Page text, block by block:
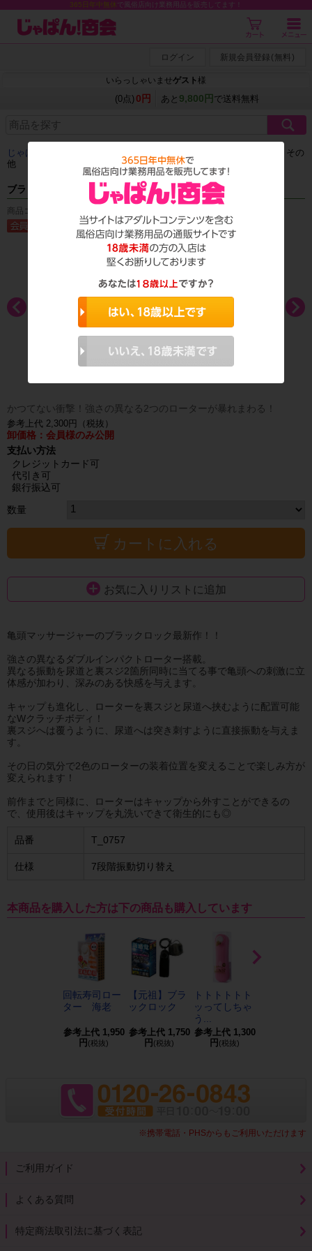
365日年中無休で風俗店向け業務用品を販売してます！
ログイン 新規会員登録 ( 無料 )
いらっしゃいませ ゲスト様
(0点) 0円 あと 9,800円 で送料無料
じゃぱん商会
特殊タイプ・吸引・その
他
ブラックロック ダブルインパクト
商品コード：T_0757
かつてない衝撃！強さの異なる2つのローターが暴れまわる！
参考上代 2,300円（税抜）
卸価格：会員様のみ公開
支払い方法
クレジットカード可
代引き可
銀行振込可
数量
カートに入れる
お気に入りリストに追加
亀頭マッサージャーのブラックロック最新作！！
強さの異なるダブルインパクトローター搭載。
異なる振動を尿道と裏スジ2箇所同時に当てる事で亀頭への刺激に立
体感が加わり、深みのある快感を与えます。
キャップも進化し、ローターを裏スジと尿道へ挟むように配置可能
なWクラッチボディ！
裏スジへは覆うように、尿道へは突き刺すように直接振動を与えま
す。
その日の気分で2色のローターの装着位置を変えることで楽しみ方が
変えられます！
前作までと同様に、ローターはキャップから外すことができるの
で、使用後はキャップを丸洗いできて衛生的にも◎
品番 T_0757
仕様 7段階振動切り替え
本商品を購入した方は下の商品も購入しています
回転寿司ロー
ター 海老
参考上代 1,950
円 (税抜)
【元祖】ブラ
ックロック
参考上代 1,750
円 (税抜)
トトトトトト
ッってしちゃ
う...
参考上代 1,300
円 (税抜)
※携帯電話・PHSからもご利用いただけます
ご利用ガイド
よくある質問
特定商法取引法に基づく表記